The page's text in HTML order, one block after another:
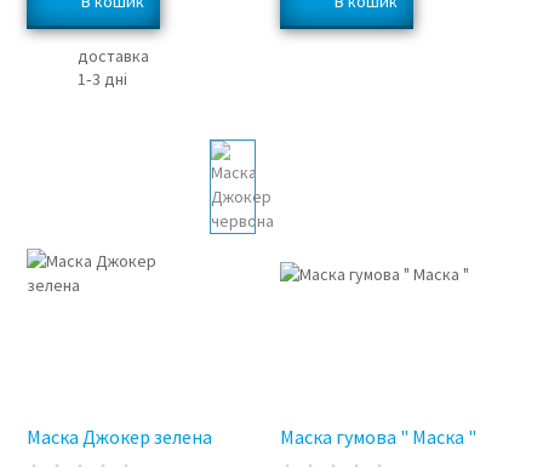
доставка
1‑3 дні
Маска Джокер зелена Маска гумова " Маска "